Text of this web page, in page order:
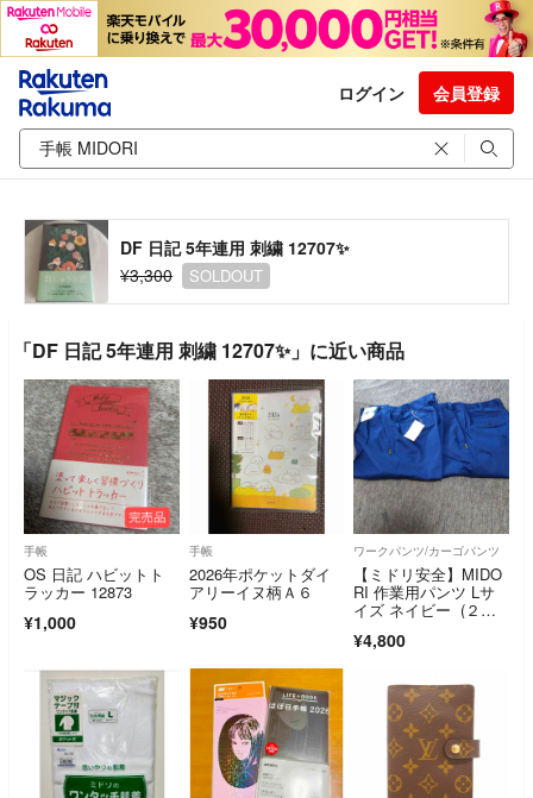
ログイン 会員登録
DF 日記 5年連用 刺繍 12707✨️
¥3,300
SOLDOUT
「DF 日記 5年連用 刺繍 12707✨️」に近い商品
手帳
OS 日記 ハビットト
ラッカー 12873
¥1,000
手帳
2026年ポケットダイ
アリーイヌ柄Ａ６
¥950
ワークパンツ/カーゴパンツ
【ミドリ安全】MIDO
RI 作業用パンツ Lサ
イズ ネイビー (２枚
¥4,800